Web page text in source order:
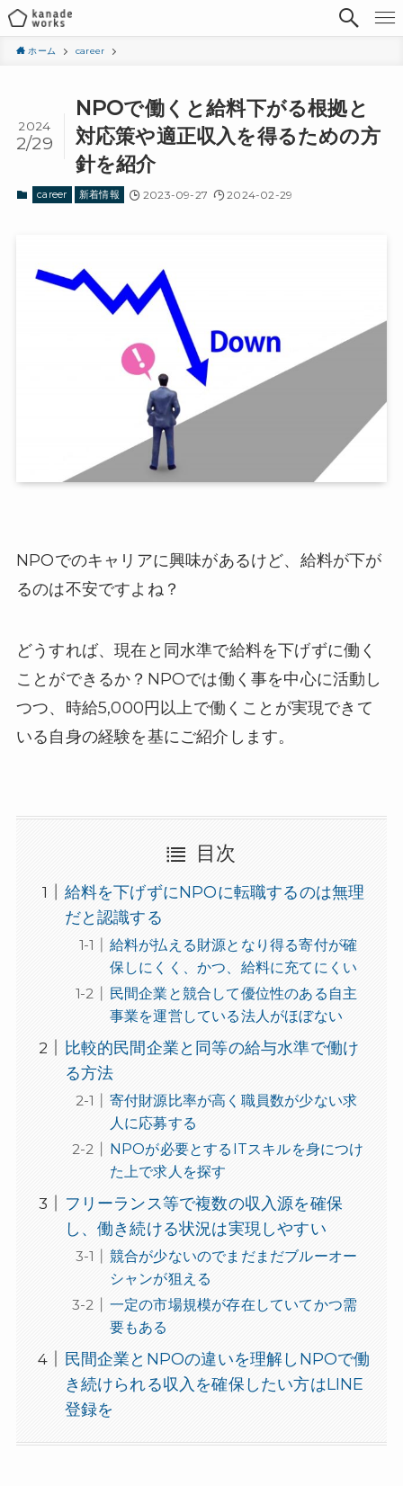
ホーム career
NPOで働くと給料下がる根拠と
対応策や適正収入を得るための方
針を紹介
2024
2/29
career 新着情報 2023-09-27 2024-02-29
NPOでのキャリアに興味があるけど、給料が下が
るのは不安ですよね？
どうすれば、現在と同水準で給料を下げずに働く
ことができるか？NPOでは働く事を中心に活動し
つつ、時給5,000円以上で働くことが実現できて
いる自身の経験を基にご紹介します。
目次
給料を下げずにNPOに転職するのは無理
だと認識する
給料が払える財源となり得る寄付が確
保しにくく、かつ、給料に充てにくい
民間企業と競合して優位性のある自主
事業を運営している法人がほぼない
比較的民間企業と同等の給与水準で働け
る方法
寄付財源比率が高く職員数が少ない求
人に応募する
NPOが必要とするITスキルを身につけ
た上で求人を探す
フリーランス等で複数の収入源を確保
し、働き続ける状況は実現しやすい
競合が少ないのでまだまだブルーオー
シャンが狙える
一定の市場規模が存在していてかつ需
要もある
民間企業とNPOの違いを理解しNPOで働
き続けられる収入を確保したい方はLINE
登録を